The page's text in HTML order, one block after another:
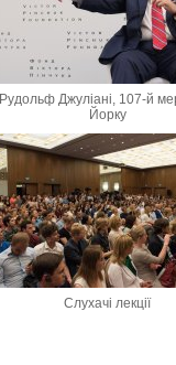
Рудольф Джуліані, 107-й
Йорку
Слухачі лекції